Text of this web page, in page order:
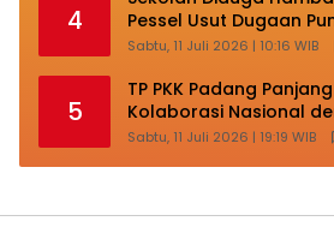
4
Pessel Usut Dugaan
Sabtu, 11 Juli 2026 | 10:16 WIB
5
TP PKK Padang
Kolaborasi Nasional
Keluarga
Sabtu, 11 Juli 2026 | 19:19 WIB